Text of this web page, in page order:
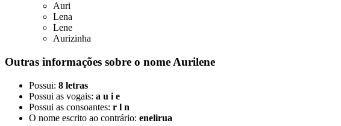
Auri
Lena
Lene
Aurizinha
Outras informações sobre o nome Aurilene
Possui: 8 letras
Possui as vogais: a u i e
Possui as consoantes: r l n
O nome escrito ao contrário: enelirua